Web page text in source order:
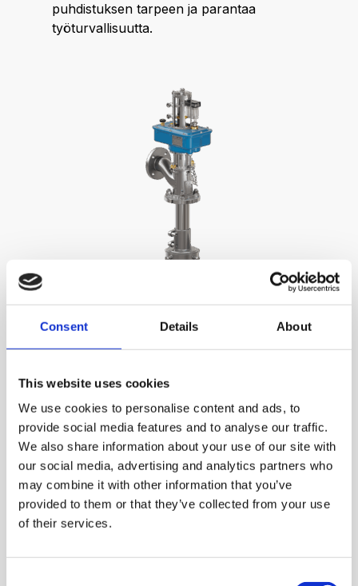
Consent Details About
This website uses cookies
We use cookies to personalise content and ads, to
provide social media features and to analyse our traffic.
We also share information about your use of our site with
our social media, advertising and analytics partners who
may combine it with other information that you’ve
provided to them or that they’ve collected from your use
of their services.
puhdistuksen tarpeen ja parantaa
työturvallisuutta.